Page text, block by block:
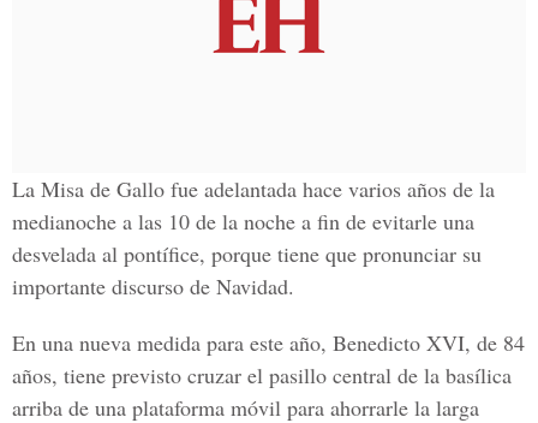
La Misa de Gallo fue adelantada hace varios años de la
medianoche a las 10 de la noche a fin de evitarle una
desvelada al pontífice, porque tiene que pronunciar su
importante discurso de Navidad.
En una nueva medida para este año, Benedicto XVI, de 84
años, tiene previsto cruzar el pasillo central de la basílica
arriba de una plataforma móvil para ahorrarle la larga